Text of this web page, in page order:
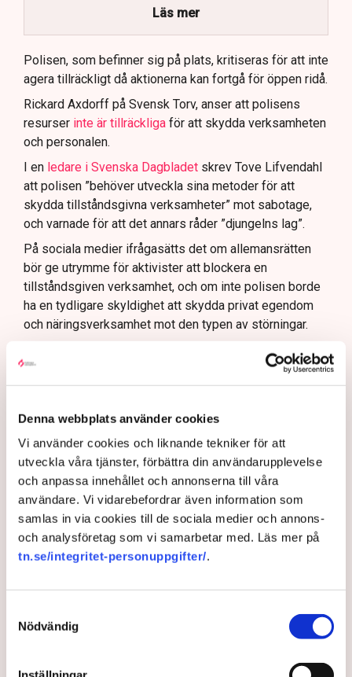
Denna webbplats använder cookies
Vi använder cookies och liknande tekniker för att
utveckla våra tjänster, förbättra din användarupplevelse
och anpassa innehållet och annonserna till våra
användare. Vi vidarebefordrar även information som
samlas in via cookies till de sociala medier och annons-
och analysföretag som vi samarbetar med. Läs mer på
tn.se/integritet-personuppgifter/.
Nödvändig
brottsmisstankar kopplade.
Polisen använder drönare och uniformerad polis
för att dokumentera bevis.
Samtidigt är polisarbetet komplext när det gäller
att navigera juridiska rättigheter och gränser.
Läs mer
Polisen, som befinner sig på plats, kritiseras för att inte
agera tillräckligt då aktionerna kan fortgå för öppen ridå.
Rickard Axdorff på Svensk Torv, anser att polisens
resurser inte är tillräckliga för att skydda verksamheten
och personalen.
I en ledare i Svenska Dagbladet skrev Tove Lifvendahl
att polisen ”behöver utveckla sina metoder för att
skydda tillståndsgivna verksamheter” mot sabotage,
och varnade för att det annars råder ”djungelns lag”.
På sociala medier ifrågasätts det om allemansrätten
bör ge utrymme för aktivister att blockera en
tillståndsgiven verksamhet, och om inte polisen borde
ha en tydligare skyldighet att skydda privat egendom
och näringsverksamhet mot den typen av störningar.
verksamhetsutövaren, eller dennes ordningsvakter, rätt
genom nödvärnsrätt (Svensk Torv uppger att en av
Neovas medarbetare redan skaha gjort ett eget
ingripandemot aktivister på plats). Utöver det har
polisen egna befogenheter att agera.
Flera har gripits
Nu utförs ett pågående arbete av dialogpolis, drönare
cirka 120 brottsmisstankar och det har gjorts både